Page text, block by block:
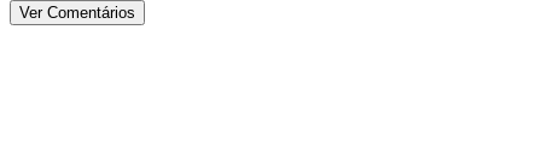
Ver Comentários